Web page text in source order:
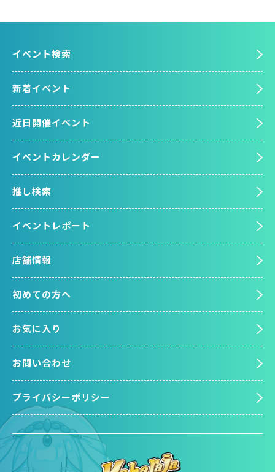
イベント検索
新着イベント
近日開催イベント
イベントカレンダー
推し検索
イベントレポート
店舗情報
初めての方へ
お気に入り
お問い合わせ
プライバシーポリシー